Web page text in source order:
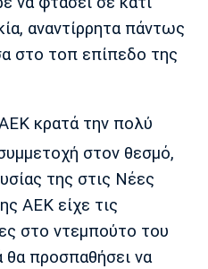
Σεν
Μαρσέιγ
αναντίρρητα πάντως
στο τοπ επίπεδο της
κρατά την πολύ
στον θεσμό,
της στις Νέες
ΑΕΚ είχε τις
στο ντεμπούτο του
θα προσπαθήσει να